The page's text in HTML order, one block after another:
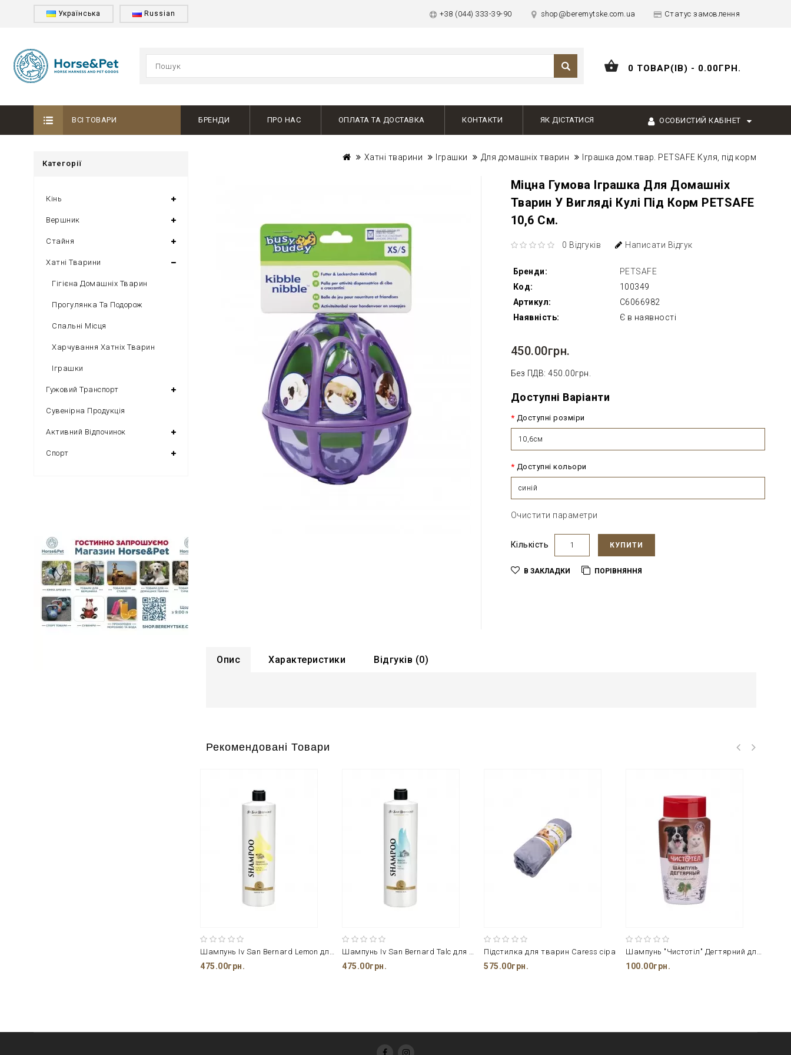
Українська Russian +38 (044) 333-39-90 shop@beremytske.com.ua Статус замовлення
0 ТОВАР(ІВ) - 0.00ГРН.
ВСІ ТОВАРИ БРЕНДИ ПРО НАС ОПЛАТА ТА ДОСТАВКА КОНТАКТИ ЯК ДІСТАТИСЯ ОСОБИСТИЙ КАБІНЕТ
Категорії
Кінь
Вершник
Стайня
Хатні Тварини
Гігієна Домашніх Тварин
Прогулянка Та Подорож
Спальні Місця
Харчування Хатніх Тварин
Іграшки
Гужовий Транспорт
Сувенірна Продукція
Активний Відпочинок
Спорт
Хатні тварини Іграшки Для домашніх тварин Іграшка дом.твар. PETSAFE Куля, під корм
Міцна Гумова Іграшка Для Домашніх
Тварин У Вигляді Кулі Під Корм PETSAFE
10,6 См.
0 Відгуків Написати Відгук
Бренди:
PETSAFE
Код:
100349
Артикул:
C6066982
Наявність:
Є в наявності
450.00грн.
Без ПДВ: 450.00грн.
Доступні Варіанти
Доступні розміри
10,6см
Доступні кольори
синій
Очистити параметри
Кількість КУПИТИ
В ЗАКЛАДКИ ПОРІВНЯННЯ
Опис Характеристики Відгуків (0)
Рекомендовані Товари
Шампунь Iv San Bernard Lemon для короткої шерсті (дом.твар.)
475.00грн.
Шампунь Iv San Bernard Talc для дом.твар.
475.00грн.
Підстилка для тварин Caress сіра
575.00грн.
Шампунь "Чистотіл" Дегтярний для дом.твар. при шкір. Хворобах
100.00грн.